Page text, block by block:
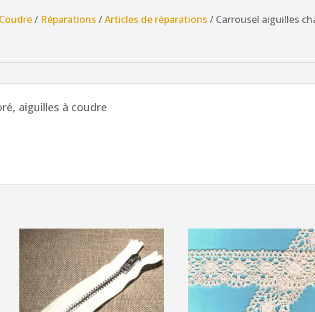
chas
à
Coudre/ Réparations /Articles de réparations / Carrousel aiguilles
aiguilles à coudre